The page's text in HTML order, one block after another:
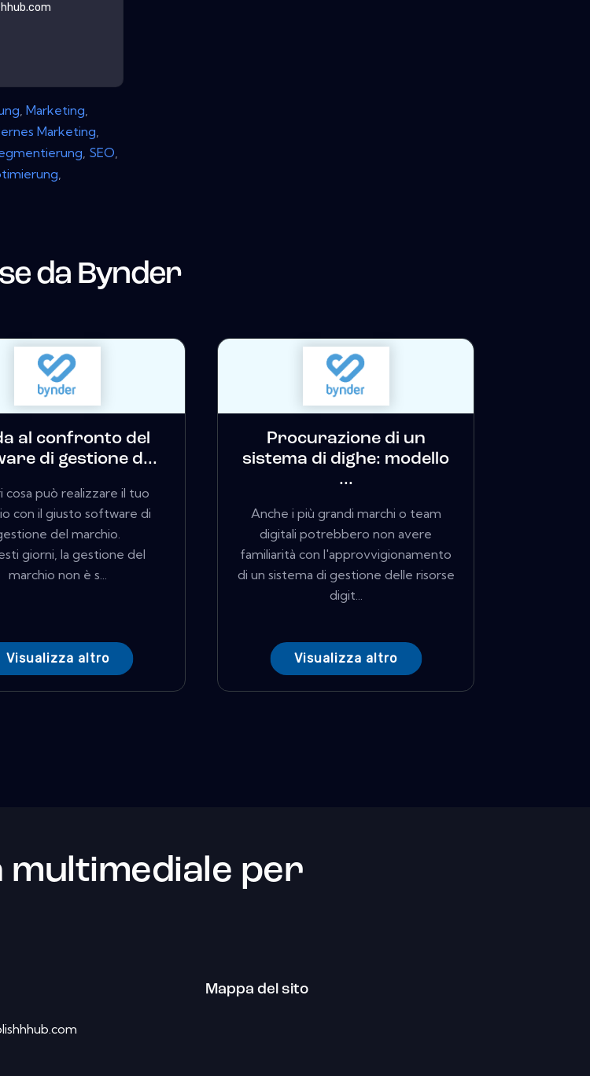
,Marketing,
Marketing,
, SEO,
,
da Bynder
al confronto del
di gestione d...
cosa può realizzare il tuo
con il giusto software di
del marchio.
giorni, la gestione del
marchio non è s...
Visualizza altro
Procurazione di un
sistema di dighe: modello
...
Anche i più grandi marchi o team
digitali potrebbero non avere
familiarità con l'approvvigionamento
di un sistema di gestione delle risorse
digit...
Visualizza altro
per
Mappa del sito